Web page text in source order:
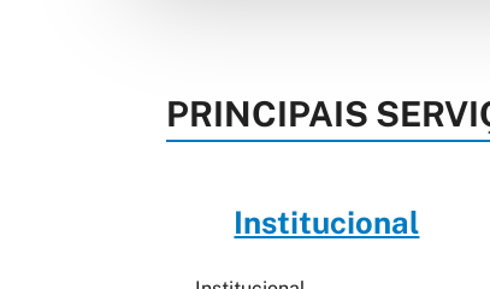
PRINCIPAIS
Institucional